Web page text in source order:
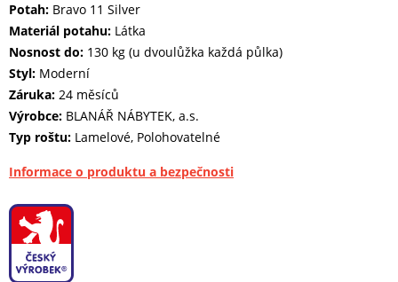
Potah: Bravo 11 Silver
Materiál potahu: Látka
Nosnost do: 130 kg (u dvoulůžka každá půlka)
Styl: Moderní
Záruka: 24 měsíců
Výrobce: BLANÁŘ NÁBYTEK, a.s.
Typ roštu: Lamelové, Polohovatelné
Informace o produktu a bezpečnosti